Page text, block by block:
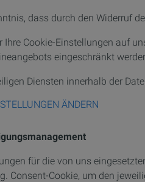
dass durch den Widerruf
Ihre Cookie-Einstellungen auf
eingeschränkt
Diensten innerhalb der
ÄNDERN
für die von uns
Consent-Cookie, um den